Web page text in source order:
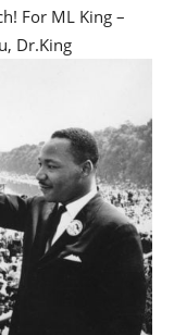
For ML King –
Dr.King